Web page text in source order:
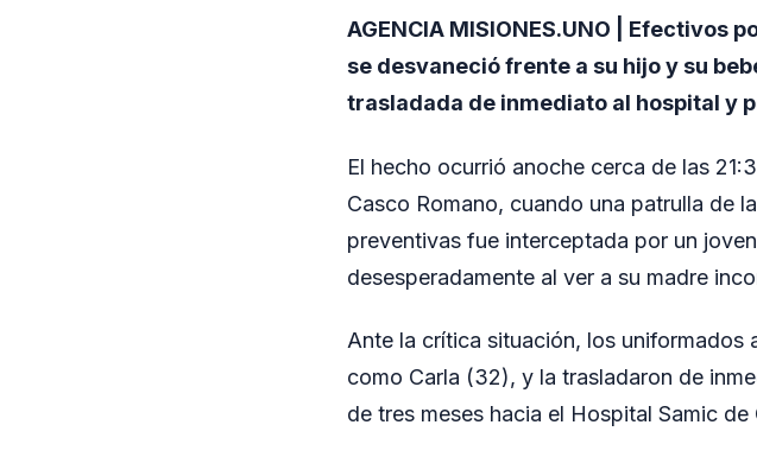
AGENCIA MISIONES.UNO | Efectivos
se desvaneció frente a su hijo y su
trasladada de inmediato al hospital y
El hecho ocurrió anoche cerca de las
Casco Romano, cuando una patrulla de
preventivas fue interceptada por un
desesperadamente al ver a su madre
Ante la crítica situación, los uniformados
como Carla (32), y la trasladaron de
de tres meses hacia el Hospital Samic de